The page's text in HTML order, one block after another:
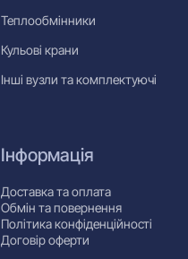
Теплообмінники
Кульові крани
Інші вузли та комплектуючі
Інформація
Доставка та оплата
Обмін та повернення
Політика конфіденційності
Договір оферти